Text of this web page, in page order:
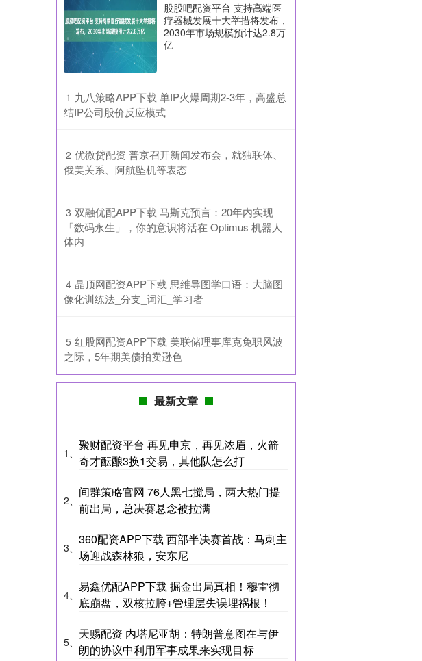
股股吧配资平台 支持高端医
疗器械发展十大举措将发布，
2030年市场规模预计达2.8万
亿
1 ​九八策略APP下载 单IP火爆周期2-3年，高盛总
结IP公司股价反应模式
2 ​优微贷配资 普京召开新闻发布会，就独联体、
俄美关系、阿航坠机等表态
3 ​双融优配APP下载 马斯克预言：20年内实现
「数码永生」，你的意识将活在 Optimus 机器人
体内
4 ​晶顶网配资APP下载 思维导图学口语：大脑图
像化训练法_分支_词汇_学习者
5 ​红股网配资APP下载 美联储理事库克免职风波
之际，5年期美债拍卖逊色
最新文章
1、
聚财配资平台 再见申京，再见浓眉，火箭
奇才酝酿3换1交易，其他队怎么打
2、
间群策略官网 76人黑七搅局，两大热门提
前出局，总决赛悬念被拉满
3、
360配资APP下载 西部半决赛首战：马刺主
场迎战森林狼，安东尼
4、
易鑫优配APP下载 掘金出局真相！穆雷彻
底崩盘，双核拉胯+管理层失误埋祸根！
5、
天赐配资 内塔尼亚胡：特朗普意图在与伊
朗的协议中利用军事成果来实现目标